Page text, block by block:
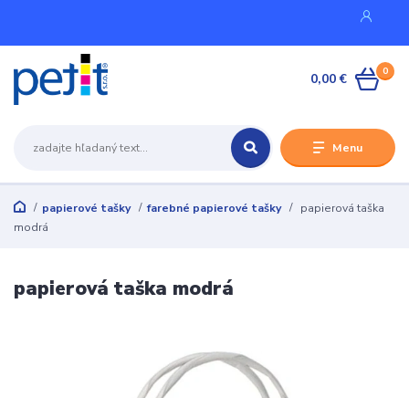
Menu
0
0,00 €
papierové tašky farebné papierové tašky
papierová taška
modrá
papierová taška modrá